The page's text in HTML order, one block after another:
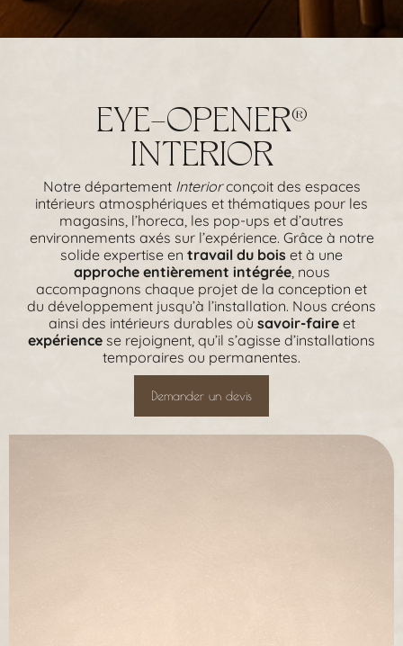
EYE-OPENER®
INTERIOR
Notre département Interiorconçoit des espaces
intérieurs atmosphériques et thématiques pour les
magasins, l’horeca, les pop-ups et d’autres
environnements axés sur l’expérience. Grâce à notre
solide expertise en travail du bois et à une
approche entièrement intégrée, nous
accompagnons chaque projet de la conception et
du développement jusqu’à l’installation. Nous créons
ainsi des intérieurs durables où savoir-faireet
expérience se rejoignent, qu’il s’agisse d’installations
temporaires ou permanentes.
Demander un devis